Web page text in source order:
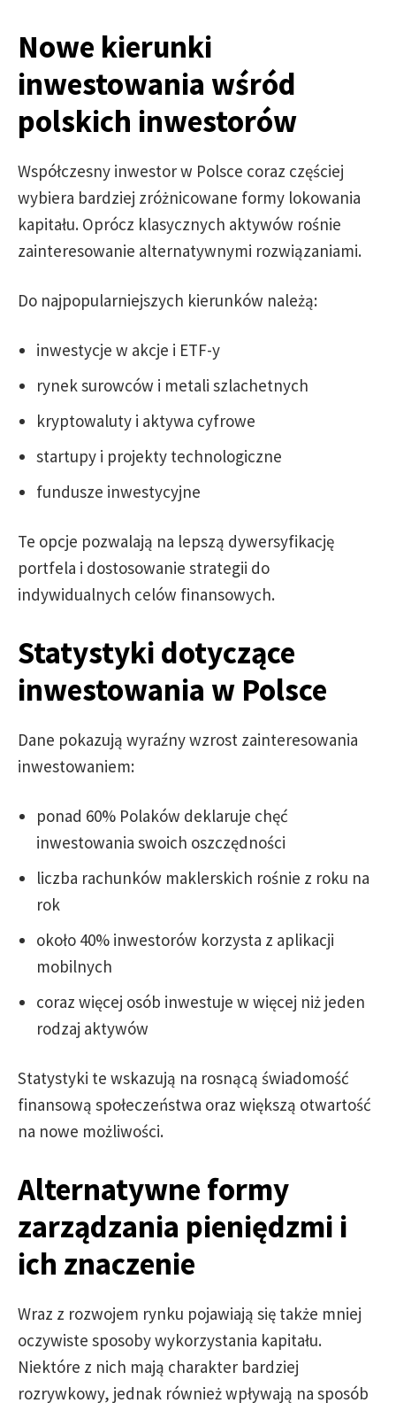
Nowe kierunki
inwestowania wśród
polskich inwestorów
Współczesny inwestor w Polsce coraz częściej
wybiera bardziej zróżnicowane formy lokowania
kapitału. Oprócz klasycznych aktywów rośnie
zainteresowanie alternatywnymi rozwiązaniami.
Do najpopularniejszych kierunków należą:
inwestycje w akcje i ETF-y
rynek surowców i metali szlachetnych
kryptowaluty i aktywa cyfrowe
startupy i projekty technologiczne
fundusze inwestycyjne
Te opcje pozwalają na lepszą dywersyfikację
portfela i dostosowanie strategii do
indywidualnych celów finansowych.
Statystyki dotyczące
inwestowania w Polsce
Dane pokazują wyraźny wzrost zainteresowania
inwestowaniem:
ponad 60% Polaków deklaruje chęć
inwestowania swoich oszczędności
liczba rachunków maklerskich rośnie z roku na
rok
około 40% inwestorów korzysta z aplikacji
mobilnych
coraz więcej osób inwestuje w więcej niż jeden
rodzaj aktywów
Statystyki te wskazują na rosnącą świadomość
finansową społeczeństwa oraz większą otwartość
na nowe możliwości.
Alternatywne formy
zarządzania pieniędzmi i
ich znaczenie
Wraz z rozwojem rynku pojawiają się także mniej
oczywiste sposoby wykorzystania kapitału.
Niektóre z nich mają charakter bardziej
rozrywkowy, jednak również wpływają na sposób